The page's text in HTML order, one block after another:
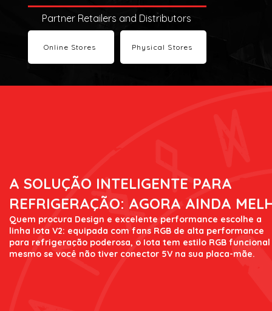
Partner Retailers and Distributors
Online Stores Physical Stores
A SOLUÇÃO INTELIGENTE PARA
REFRIGERAÇÃO: AGORA AINDA
Quem procura Design e excelente performance escolhe a
linha Iota V2: equipada com fans RGB de alta performance
para refrigeração poderosa, o Iota tem estilo RGB funcional
mesmo se você não tiver conector 5V na sua placa-mãe.